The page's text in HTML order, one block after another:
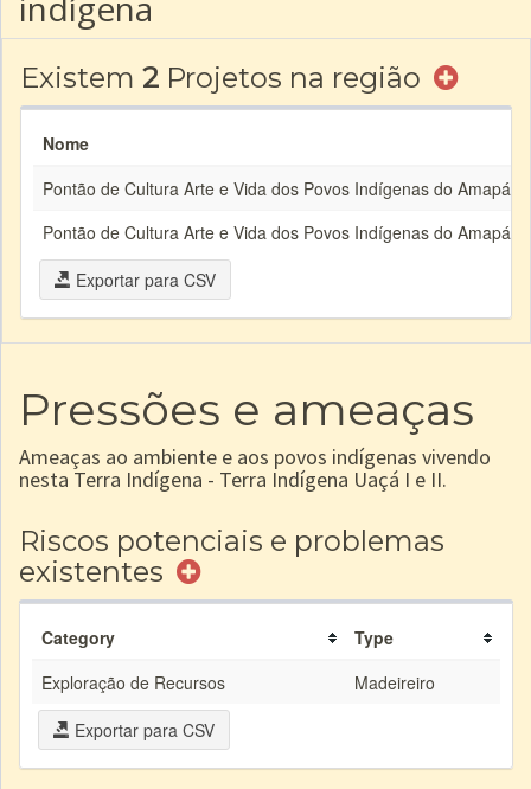
Existem 2 Projetos na região
Nome
Pontão de Cultura Arte e Vida dos Povos Indígenas do Amapá
Pontão de Cultura Arte e Vida dos Povos Indígenas do Amapá
Exportar para CSV
Pressões e ameaças
Ameaças ao ambiente e aos povos indígenas vivendo
nesta Terra Indígena - Terra Indígena Uaçá I e II.
Riscos potenciais e problemas
existentes
Category
Type
Exploração de Recursos
Madeireiro
Exportar para CSV